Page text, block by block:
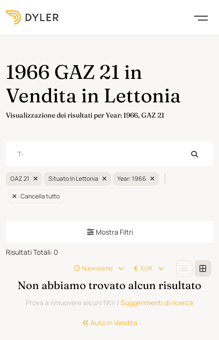
1966 GAZ 21 in
Vendita in Lettonia
Visualizzazione dei risultati per Year: 1966, GAZ 21
GAZ 21 Situato In Lettonia Year: 1966
Cancella tutto
Mostra Filtri
Risultati Totali: 0
Nuovissimo EUR
Non abbiamo trovato alcun risultato
Prova a rimuovere alcuni filtri /Suggerimenti di ricerca
Auto in Vendita